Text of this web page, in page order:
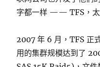
字都一样 —— TFS，太
2007 年 6 月，TFS 正
用的集群规模达到了